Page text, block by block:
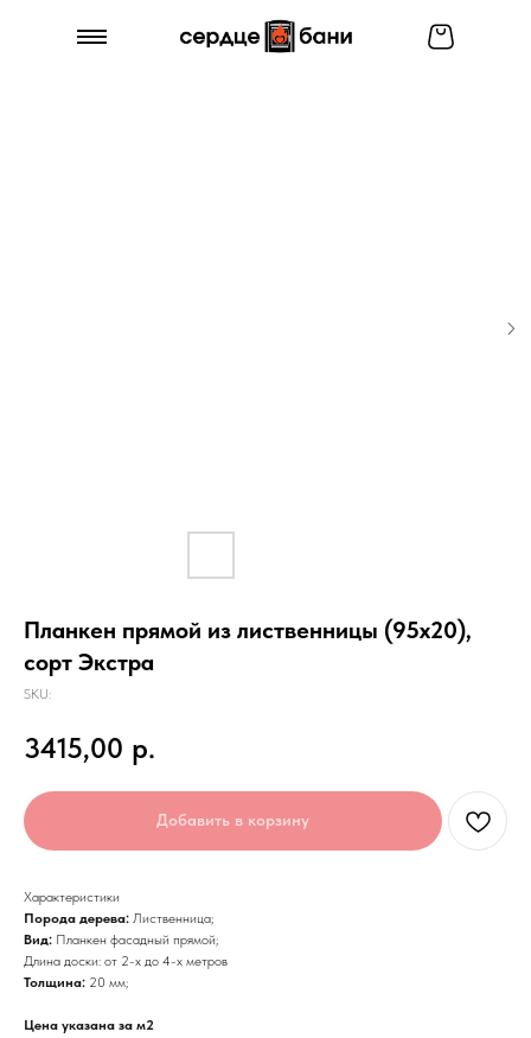
Планкен прямой из лиственницы (95х20),
сорт Экстра
SKU:
3415,00 р.
Добавить в корзину
Характеристики
Порода дерева: Лиственница;
Вид: Планкен фасадный прямой;
Длина доски: от 2-х до 4-х метров
Толщина: 20 мм;
Цена указана за м2